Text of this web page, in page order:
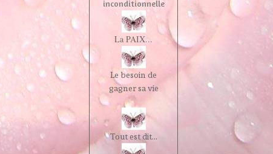
inconditionnelle
La PAIX...
Le besoin de
gagner sa vie
Tout est dit...